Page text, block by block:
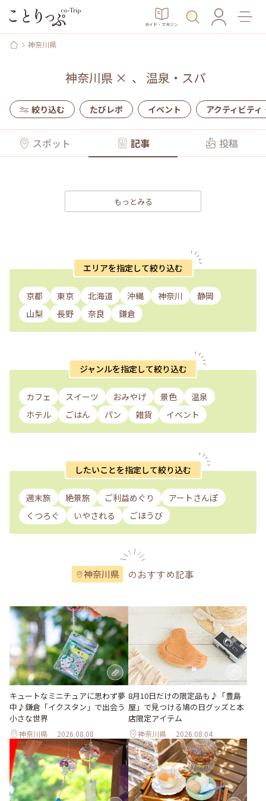
ガイド・マガジン
神奈川県
神奈川県 × 、 温泉・スパ
絞り込む たびレポ イベント アクティビティ
スポット 記事 投稿
もっとみる
エリアを指定して絞り込む
京都 東京 北海道 沖縄 神奈川
静岡
山梨
長野 奈良 鎌倉
ジャンルを指定して絞り込む
カフェ スイーツ おみやげ 景色
温泉
ホテル
ごはん パン 雑貨 イベント
したいことを指定して絞り込む
週末旅 絶景旅 ご利益めぐり
アートさんぽ
くつろぐ
いやされる ごほうび
神奈川県 のおすすめ記事
キュートなミニチュアに思わず夢
中♪鎌倉「イクスタン」で出会う
小さな世界
神奈川県 2026.08.08
8月10日だけの限定品も♪「豊島
屋」で見つける鳩の日グッズと本
店限定アイテム
神奈川県 2026.08.04